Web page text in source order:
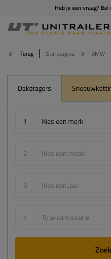
Heb je een vraag? Bel
Terug Startpagina BMW
Dakdragers
1 Kies een merk
2 Kies een model
3 Kies een jaar
4 Type carrosserie